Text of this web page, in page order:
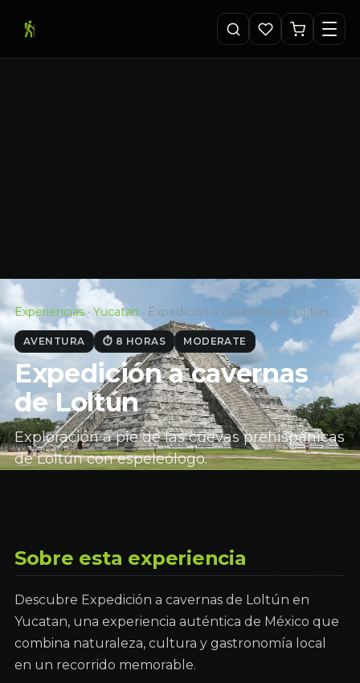
Experiencias · Yucatan · Expedición a cavernas de Loltún…
AVENTURA ⏱ 8 HORAS MODERATE
Expedición a cavernas
de Loltún
Exploración a pie de las cuevas prehispánicas
de Loltún con espeleólogo.
Sobre esta experiencia
Descubre Expedición a cavernas de Loltún en
Yucatan, una experiencia auténtica de México que
combina naturaleza, cultura y gastronomía local
en un recorrido memorable.